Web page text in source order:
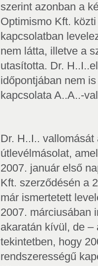
szerint azonban a
Optimismo Kft.
kapcsolatban
nem látta, illetve a
utasította. Dr.
időpontjában nem
kapcsolata A..A..-
Dr. H..I..
útlevélmásolat,
2007. január első
Kft. szerződésén a
már ismertetett
2007. márciusában
akaratán kívül, de –
tekintetben, hogy
rendszerességű